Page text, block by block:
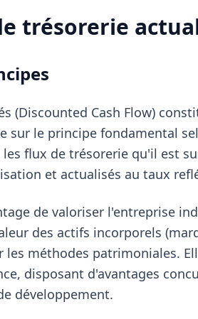
trésorerie
(Discounted Cash Flow)
sur le principe fondamental
flux de trésorerie qu'il est
et actualisés au taux
de valoriser l'entreprise
des actifs incorporels
méthodes patrimoniales.
disposant d'avantages
développement.